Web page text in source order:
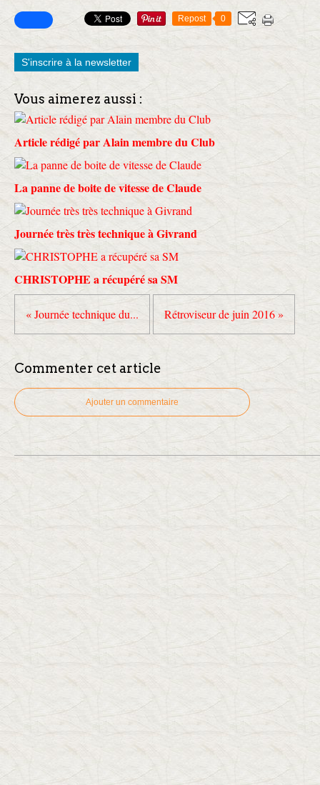
Repost 0
S'inscrire à la newsletter
Vous aimerez aussi :
Article rédigé par Alain membre du Club
La panne de boite de vitesse de Claude
Journée très très technique à Givrand
CHRISTOPHE a récupéré sa SM
« Journée technique du... Rétroviseur de juin 2016 »
Commenter cet article
Ajouter un commentaire